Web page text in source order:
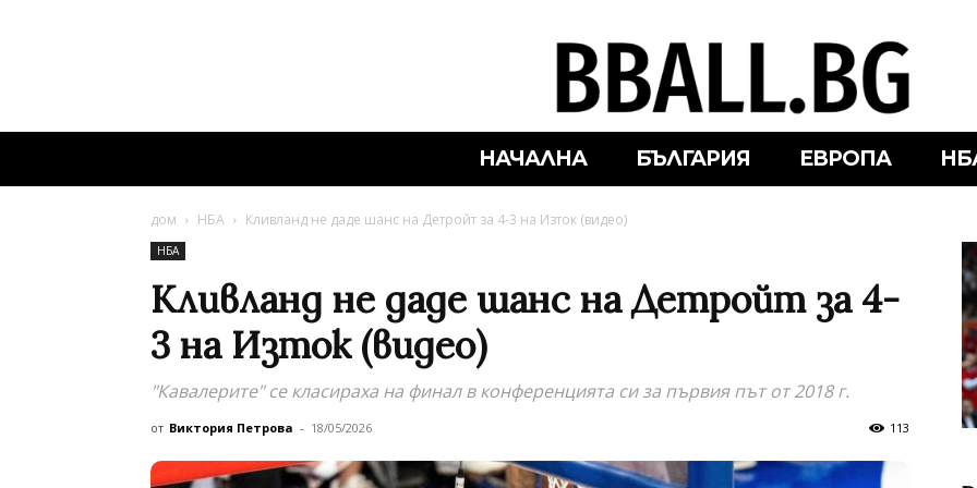
НАЧАЛНА БЪЛГАРИЯ ЕВРОПА
дом НБА Кливланд не даде шанс на Детройт за 4-3 на Изток (видео)
НБА
Кливланд не даде шанс на Детройт за 4-
3 на Изток (видео)
"Кавалерите" се класираха на финал в конференцията си за първия път от 2018 г.
от Виктория Петрова - 18/05/2026 113